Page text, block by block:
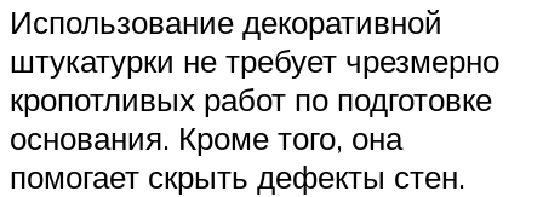
Использование декоративной
штукатурки не требует чрезмерно
кропотливых работ по подготовке
основания. Кроме того, она
помогает скрыть дефекты стен.